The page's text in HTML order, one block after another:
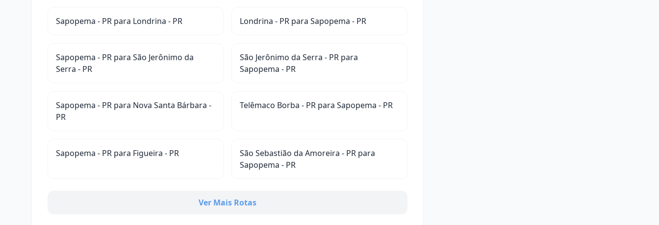
Sapopema - PR para Londrina - PR Londrina - PR para Sapopema - PR
Sapopema - PR para São Jerônimo da
Serra - PR
São Jerônimo da Serra - PR para
Sapopema - PR
Sapopema - PR para Nova Santa Bárbara -
PR
Telêmaco Borba - PR para Sapopema - PR
Sapopema - PR para Figueira - PR
São Sebastião da Amoreira - PR para
Sapopema - PR
Ver Mais Rotas